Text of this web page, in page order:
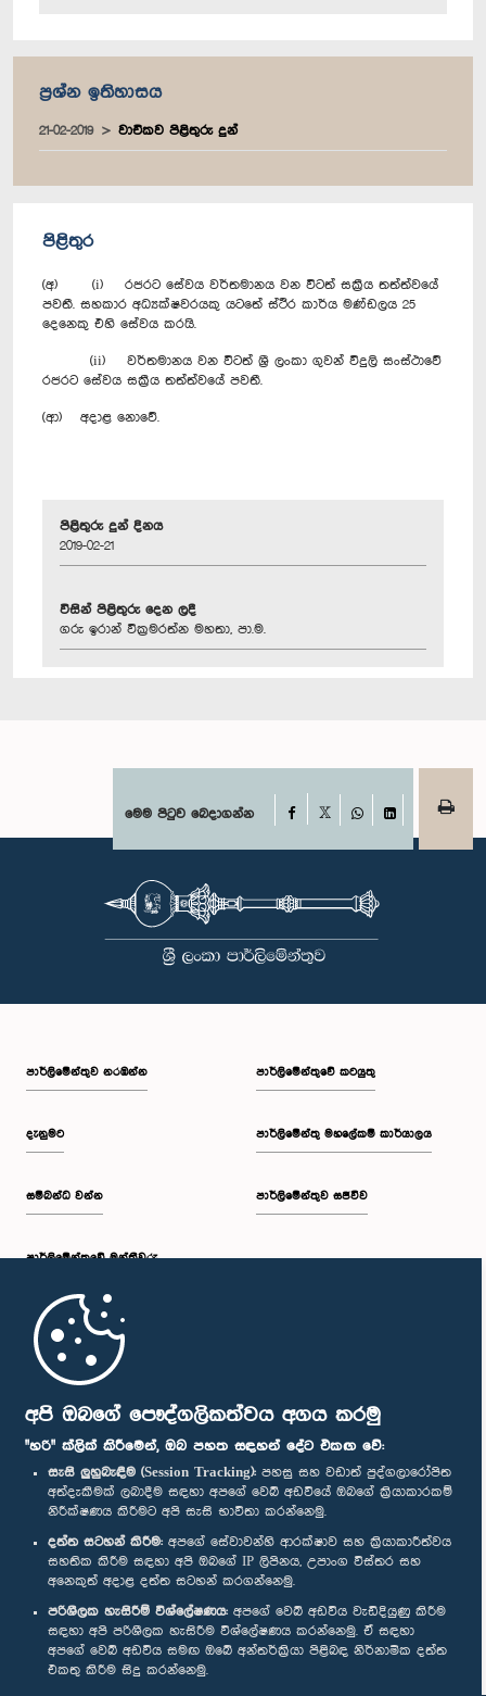
අපි ඔබගේ පෞද්ගලිකත්වය අගය කරමු
"හරි" ක්ලික් කිරීමෙන්, ඔබ පහත සඳහන් දේට එකඟ වේ:
සැසි ලුහුබැඳීම (Session Tracking): පහසු සහ වඩාත් පුද්ගලාරෝපිත
අත්දැකීමක් ලබාදීම සඳහා අපගේ වෙබ් අඩවියේ ඔබගේ ක්‍රියාකාරකම්
නිරීක්ෂණය කිරීමට අපි සැසි භාවිතා කරන්නෙමු.
දත්ත සටහන් කිරීම: අපගේ සේවාවන්හි ආරක්ෂාව සහ ක්‍රියාකාරීත්වය
සහතික කිරීම සඳහා අපි ඔබගේ IP ලිපිනය, උපාංග විස්තර සහ
අනෙකුත් අදාළ දත්ත සටහන් කරගන්නෙමු.
පරිශීලක හැසිරීම් විශ්ලේෂණය: අපගේ වෙබ් අඩවිය වැඩිදියුණු කිරීම
සඳහා අපි පරිශීලක හැසිරීම විශ්ලේෂණය කරන්නෙමු. ඒ සඳහා
අපගේ වෙබ් අඩවිය සමඟ ඔබේ අන්තර්ක්‍රියා පිළිබඳ නිර්නාමික දත්ත
එකතු කිරීම සිදු කරන්නෙමු.
ප්‍රශ්න ඉතිහාසය
21-02-2019 වාචිකව පිළිතුරු දුන්
පිළිතුර
(අ) (i) රජරට සේවය වර්තමානය වන විටත් සක්‍රීය තත්ත්වයේ
පවතී. සහකාර අධ්‍යක්ෂවරයකු යටතේ ස්ථිර කාර්ය මණ්ඩලය 25
දෙනෙකු එහි සේවය කරයි.
(ii) වර්තමානය වන විටත් ශ්‍රී ලංකා ගුවන් විදුලි සංස්ථාවේ
රජරට සේවය සක්‍රීය තත්ත්වයේ පවතී.
(ආ) අදාළ නොවේ.
පිළිතුරු දුන් දිනය
2019-02-21
විසින් පිළිතුරු දෙන ලදී
ගරු ඉරාන් වික්‍රමරත්න මහතා, පා.ම.
මෙම පිටුව බෙදාගන්න Facebook
WhatsAppLinkedIn
පාර්ලි‌මේන්තුව නරඹන්න
දැනුමට
සම්බන්ධ වන්න
පාර්ලි‌මේන්තුවේ මන්ත්‍රීවරු
මුල් පිටුව
පාර්ලිමේන්තුවේ කටයුතු
පාර්ලිමේන්තු මහලේකම් කාර්යාලය
පාර්ලිමේන්තුව සජීවීව
පාර්ලිමේන්තු ජංගම යෙදුම
අප හා සම්බන්ධ වී සිටින්න :
සම්මාන
පෞද්ගලිකත්ව ප්‍රතිපත්තිය